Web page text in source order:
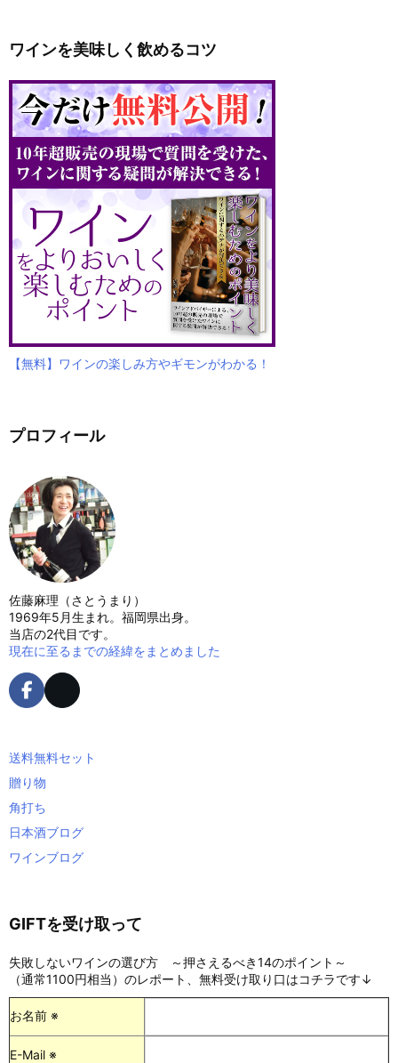
ワインを美味しく飲めるコツ
【無料】ワインの楽しみ方やギモンがわかる！
プロフィール
佐藤麻理（さとうまり）
1969年5月生まれ。福岡県出身。
当店の2代目です。
現在に至るまでの経緯をまとめました
送料無料セット
贈り物
角打ち
日本酒ブログ
ワインブログ
GIFTを受け取って
失敗しないワインの選び方 ～押さえるべき14のポイント～
（通常1100円相当）のレポート、無料受け取り口はコチラです↓
お名前 ※
E-Mail ※